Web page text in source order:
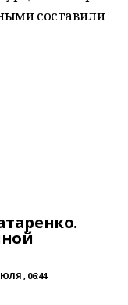
составили
, 06:44